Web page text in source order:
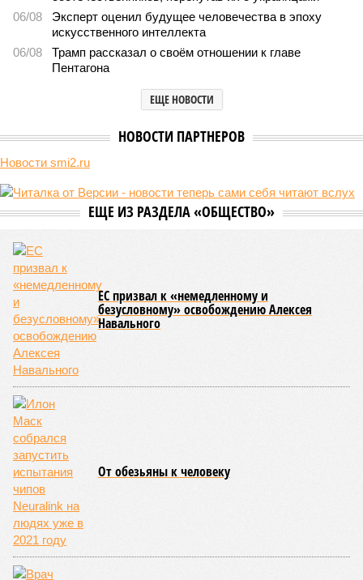
Мы могли бы жить сотни лет, но этого никогда не будет (фото: Deep
Vision)
Как бы мы ни старались, достигнуть бессмертия у человека не
получится никогда, даже при самых совершенных технологиях и
самой совершенной медицине. Точку в многолетних дебатах о
долголетии поставило новое исследование российских учёных: в
возраст практически вряд ли достижим – во всём виноваты
мутации ДНК.
В 2023 году в статье, опубликованной в научном издании
Cell.com, были описаны 12 признаков старения. К ним
относятся – не пугайтесь учёных терминов – повышенная
вероятность генетических мутаций при делении клетки,
неспособность контролировать выработку и поддержание
белков, а также дисфункция митохондрий. Некоторые из
этих признаков обратимы. Во всяком случае, таковы
предположения исследователей. Например, одним из
признаков биологического старения является уменьшение
длины теломер (защитных «колпачков» на концах
хромосом) – такое можно исправить и заодно увеличить
продолжительность жизни.
Но первая и главная проблема, пишет издание Medical
News Today, в соматических мутациях. Это изменения в
генетическом коде любой клетки организма (кроме
сперматозоидов и яйцеклеток), которые являются
неизбежным следствием деления клеток и происходят на
протяжении всей нашей жизни. Иногда они возникают под